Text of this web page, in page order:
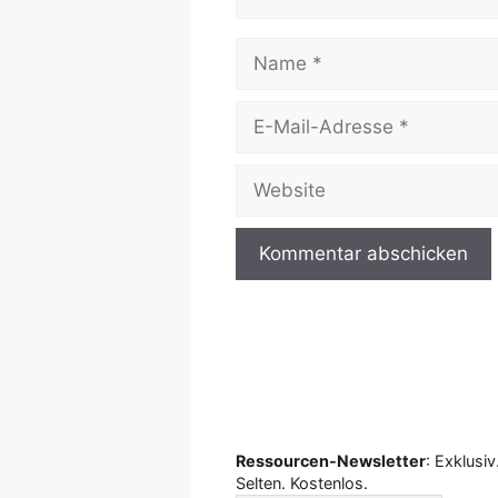
Name
Website
Ressourcen-Newsletter: Exklusiv.
Selten. Kostenlos.